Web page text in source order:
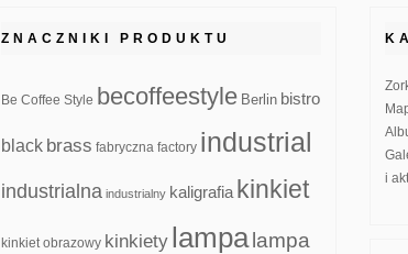
ZNACZNIKI PRODUKTU
Be Coffee Style becoffeestyle Berlin bistro
black brass fabryczna factory industrial
industrialna industrialny kaligrafia kinkiet
kinkiet obrazowy kinkiety lampa lampa
i